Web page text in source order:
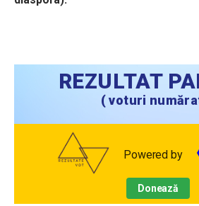
REZULTAT
(voturi
Powered by
Donează